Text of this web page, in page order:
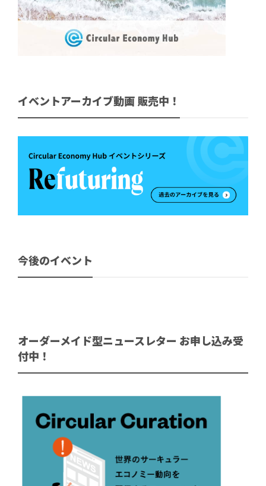
イベントアーカイブ動画 販売中！
今後のイベント
オーダーメイド型ニュースレター お申し込み受
付中！